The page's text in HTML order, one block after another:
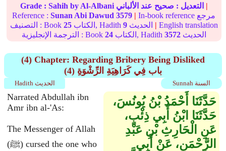
Grade : Sahih by Al-Albani التعديل : صحيح عند الألباني
|
Reference :Sunan Abi Dawud 3579 | In-book reference مرجع
التصنيف : Book 25 الكتاب, Hadith 9 | English translation
الترجمة الإنجليزية : Book 24 الكتاب, Hadith 3572 الحديث
(4) Chapter: Regarding Bribery Being Disliked
(4) باب فِي كَرَاهِيَةِ الرِّشْوَةِ
Sunnah السنة Hadith الحديث
Narrated Abdullah ibn
Amr ibn al-'As:
The Messenger of Allah
(ﷺ) cursed the one who
حَدَّثَنَا أَحْمَدُ بْنُ يُونُسَ،
حَدَّثَنَا ابْنُ أَبِي ذِئْبٍ،
عَنِ الْحَارِثِ بْنِ عَبْدِ
الرَّحْمَنِ، عَنْ أَبِي